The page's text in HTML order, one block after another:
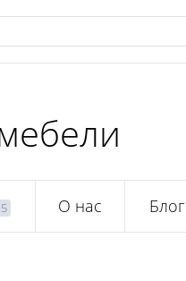
5 О нас Блог